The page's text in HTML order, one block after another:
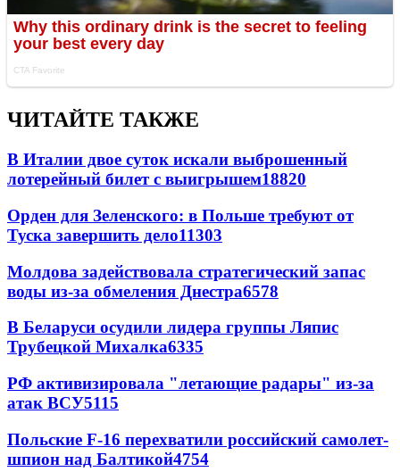
ЧИТАЙТЕ ТАКЖЕ
В Италии двое суток искали выброшенный
лотерейный билет с выигрышем18820
Орден для Зеленского: в Польше требуют от
Туска завершить дело11303
Молдова задействовала стратегический запас
воды из-за обмеления Днестра6578
В Беларуси осудили лидера группы Ляпис
Трубецкой Михалка6335
РФ активизировала "летающие радары" из-за
атак ВСУ5115
Польские F-16 перехватили российский самолет-
шпион над Балтикой4754